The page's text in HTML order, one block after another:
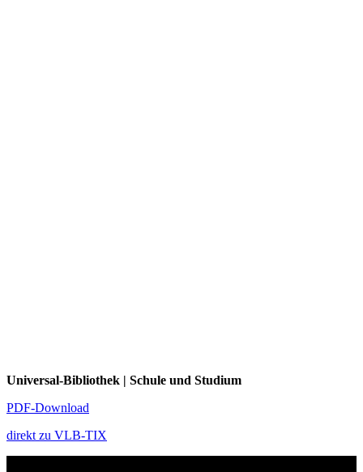
Universal-Bibliothek | Schule und Studium
PDF-Download
direkt zu VLB-TIX